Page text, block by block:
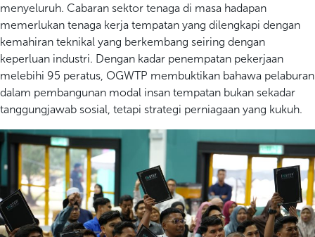
menyeluruh. Cabaran sektor tenaga di masa hadapan
memerlukan tenaga kerja tempatan yang dilengkapi dengan
kemahiran teknikal yang berkembang seiring dengan
keperluan industri. Dengan kadar penempatan pekerjaan
melebihi 95 peratus, OGWTP membuktikan bahawa pelaburan
dalam pembangunan modal insan tempatan bukan sekadar
tanggungjawab sosial, tetapi strategi perniagaan yang kukuh.